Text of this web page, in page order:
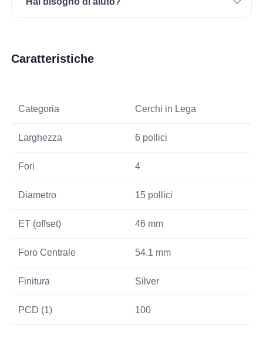
Caratteristiche
Categoria Cerchi in Lega
Larghezza 6 pollici
Fori 4
Diametro 15 pollici
ET (offset) 46 mm
Foro Centrale 54.1 mm
Finitura Silver
PCD (1) 100